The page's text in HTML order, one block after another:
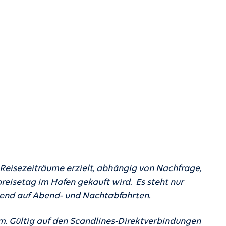
erzielt, abhängig von Nachfrage,
im Hafen gekauft wird. Es steht nur
auf Abend- und Nachtabfahrten.
Gültig auf den Scandlines-Direktverbindungen